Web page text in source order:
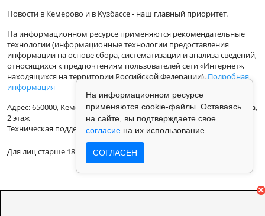
Новости в Кемерово и в Кузбассе - наш главный приоритет.
На информационном ресурсе применяются рекомендательные
технологии (информационные технологии предоставления
информации на основе сбора, систематизации и анализа сведений,
относящихся к предпочтениям пользователей сети «Интернет»,
находящихся на территории Российской Федерации).Подробная
информация
Адрес: 650000, Кемеровская Область, г.Кемерово, ул.Кузбасская 33а,
2 этаж
Техническая поддержка: support@vse42.ru
Для лиц старше 18 лет.
На информационном ресурсе
применяются cookie-файлы. Оставаясь
на сайте, вы подтверждаете свое
согласие на их использование.
СОГЛАСЕН